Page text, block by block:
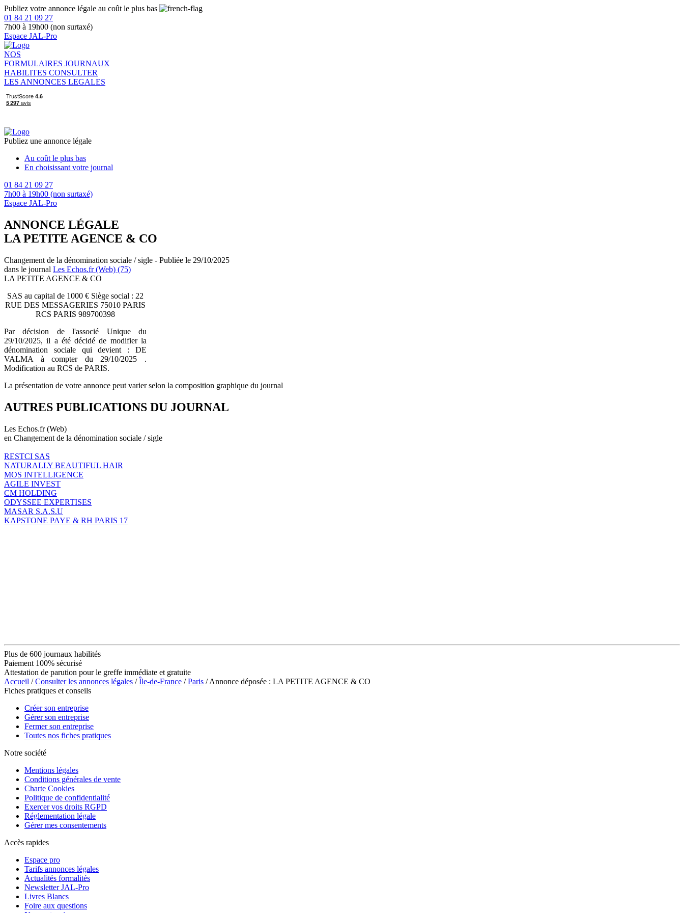
Publiez votre annonce légale au coût le plus bas
01 84 21 09 27
7h00 à 19h00 (non surtaxé)
Espace JAL-Pro
NOS
FORMULAIRES JOURNAUX
HABILITES CONSULTER
LES ANNONCES LEGALES
Publiez une annonce légale
Au coût le plus bas
En choisissant votre journal
01 84 21 09 27
7h00 à 19h00 (non surtaxé)
Espace JAL-Pro
ANNONCE LÉGALE
LA PETITE AGENCE & CO
Changement de la dénomination sociale / sigle - Publiée le 29/10/2025
dans le journal Les Echos.fr (Web) (75)
LA PETITE AGENCE & CO
SAS au capital de 1000 € Siège social : 22
RUE DES MESSAGERIES 75010 PARIS
RCS PARIS 989700398
Par décision de l'associé Unique du
29/10/2025, il a été décidé de modifier la
dénomination sociale qui devient : DE
VALMA à compter du 29/10/2025 .
Modification au RCS de PARIS.
La présentation de votre annonce peut varier selon la composition graphique du journal
AUTRES PUBLICATIONS DU JOURNAL
Les Echos.fr (Web)
en Changement de la dénomination sociale / sigle
RESTCI SAS
NATURALLY BEAUTIFUL HAIR
MOS INTELLIGENCE
AGILE INVEST
CM HOLDING
ODYSSEE EXPERTISES
MASAR S.A.S.U
KAPSTONE PAYE & RH PARIS 17
Plus de 600 journaux habilités
Paiement 100% sécurisé
Attestation de parution pour le greffe immédiate et gratuite
Accueil /Consulter les annonces légales /Île-de-France /Paris / Annonce déposée : LA PETITE AGENCE & CO
Fiches pratiques et conseils
Créer son entreprise
Gérer son entreprise
Fermer son entreprise
Toutes nos fiches pratiques
Notre société
Mentions légales
Conditions générales de vente
Charte Cookies
Politique de confidentialité
Exercer vos droits RGPD
Réglementation légale
Gérer mes consentements
Accès rapides
Espace pro
Tarifs annonces légales
Actualités formalités
Newsletter JAL-Pro
Livres Blancs
Foire aux questions